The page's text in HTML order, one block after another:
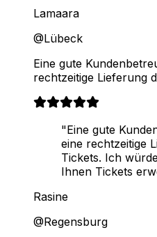
Lamaara
@Lübeck
Eine gute
rechtzeitige Lieferung
"Eine gute
eine rechtzeitige
Tickets. Ich
Ihnen Tickets
Rasine
@Regensburg